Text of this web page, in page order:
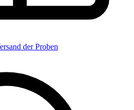
der Proben